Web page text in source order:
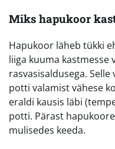
Miks hapukoor
Hapukoor läheb tükki
liiga kuuma kastmesse
rasvasisaldusega.
potti valamist vähese
eraldi kausis läbi
potti. Pärast
mulisedes keeda.